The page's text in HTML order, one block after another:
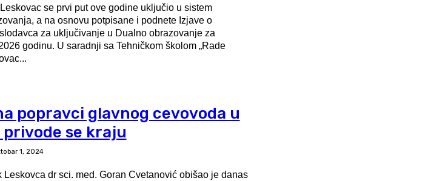
se prvi put ove godine uključio u sistem
a na osnovu potpisane i podnete Izjave o
za uključivanje u Dualno obrazovanje za
sa Tehničkom školom „Rade
popravci glavnog cevovoda u
se kraju
1, 2024
Leskovca dr sci. med. Goran Cvetanović obišao je danas